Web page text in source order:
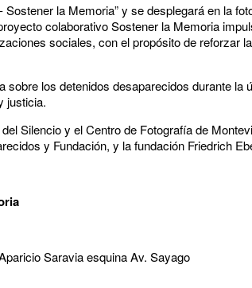
la Memoria” y se desplegará en la
colaborativo Sostener la Memoria
sociales, con el propósito de reforzar
los detenidos desaparecidos durante la
justicia.
Silencio y el Centro de Fotografía de
y Fundación, y la fundación Friedrich
Saravia esquina Av. Sayago